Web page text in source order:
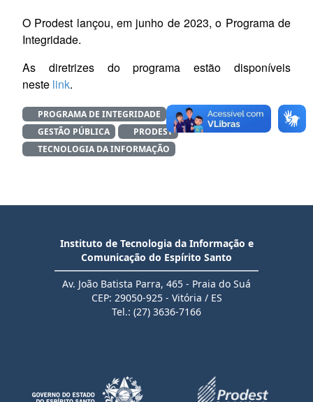
O Prodest lançou, em junho de 2023, o Programa de
Integridade.
As diretrizes do programa estão disponíveis
neste link.
PROGRAMA DE INTEGRIDADE
TRANSPARÊNCIA
GESTÃO PÚBLICA
PRODEST
TECNOLOGIA DA INFORMAÇÃO
Instituto de Tecnologia da Informação e
Comunicação do Espírito Santo
Av. João Batista Parra, 465 - Praia do Suá
CEP: 29050-925 - Vitória / ES
Tel.: (27) 3636-7166